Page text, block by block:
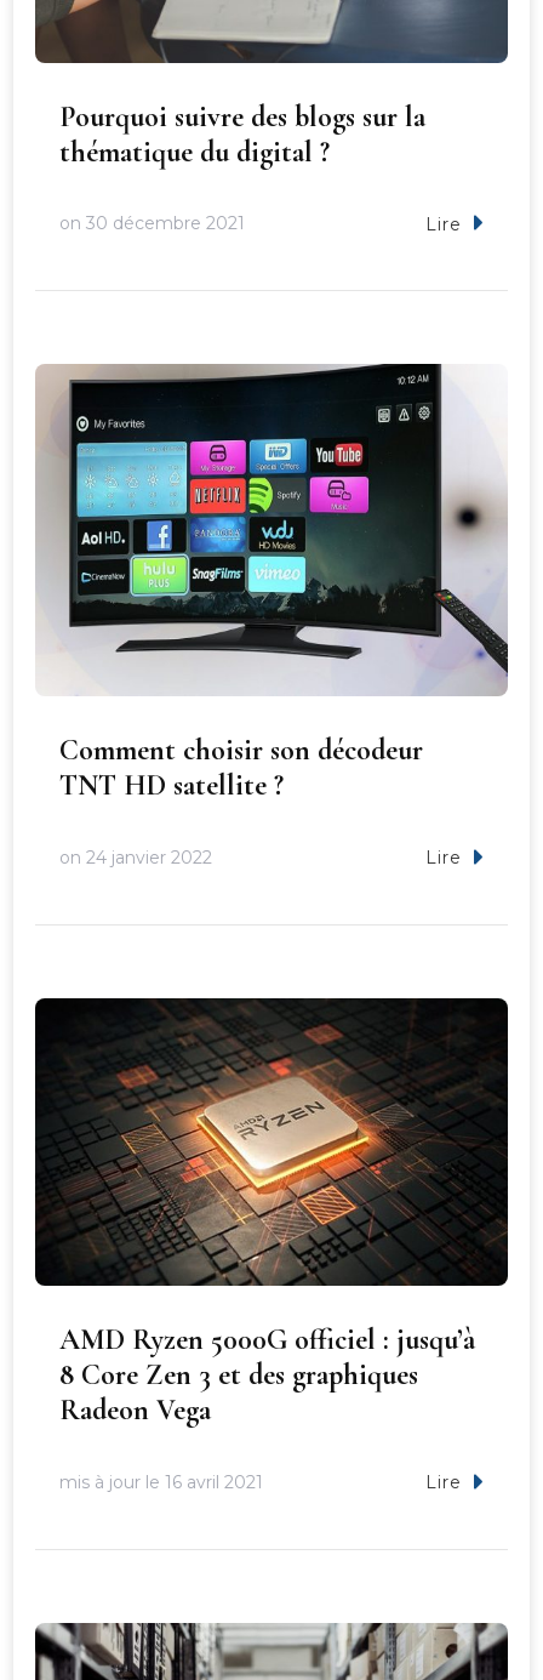
Pourquoi suivre des blogs sur la
thématique du digital ?
on 30 décembre 2021 Lire
Comment choisir son décodeur
TNT HD satellite ?
on 24 janvier 2022 Lire
AMD Ryzen 5000G officiel : jusqu’à
8 Core Zen 3 et des graphiques
Radeon Vega
mis à jour le 16 avril 2021 Lire